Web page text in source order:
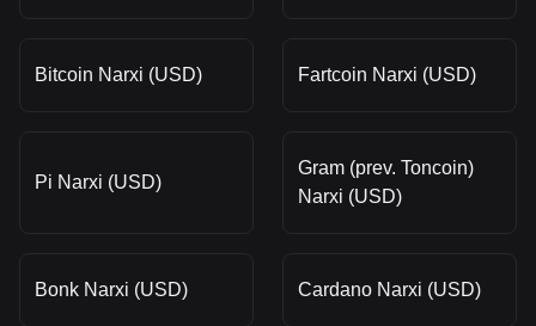
Bitcoin Narxi (USD) Fartcoin Narxi (USD)
Pi Narxi (USD)
Gram (prev. Toncoin)
Narxi (USD)
Bonk Narxi (USD) Cardano Narxi (USD)